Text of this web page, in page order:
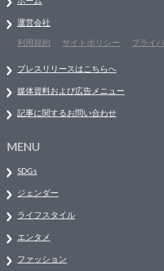
運営会社
利用規約
サイトポリシー プライ
プレスリリースはこちらへ
媒体資料および広告メニュー
記事に関するお問い合わせ
MENU
SDGs
ジェンダー
ライフスタイル
エンタメ
ファッション